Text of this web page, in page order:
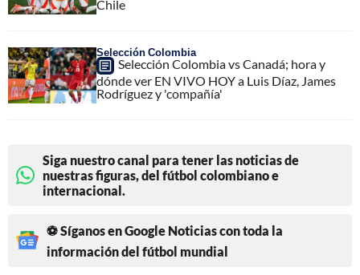
Chile
Selección Colombia
Selección Colombia vs Canadá; hora y
dónde ver EN VIVO HOY a Luis Díaz, James
Rodríguez y 'compañía'
Siga nuestro canal para tener las noticias de
nuestras figuras, del fútbol colombiano e
internacional.
⚽ Síganos en Google Noticias con toda la
información del fútbol mundial